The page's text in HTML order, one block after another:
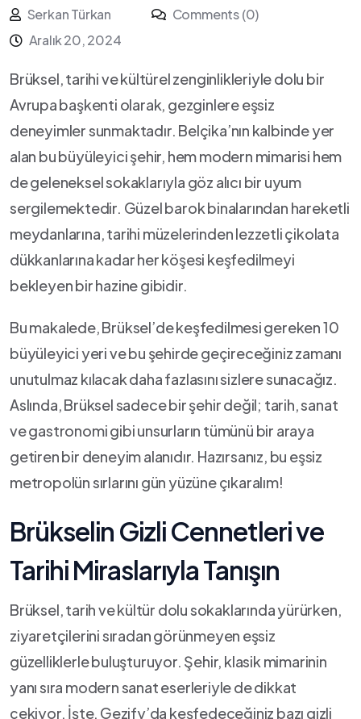
Serkan Türkan
Comments (0)
Aralık 20, 2024
Brüksel, tarihi ve kültürel zenginlikleriyle dolu bir
Avrupa⁢ başkenti‌ olarak, gezginlere eşsiz
deneyimler sunmaktadır.‍ Belçika’nın⁣ kalbinde yer
alan bu büyüleyici şehir, hem modern mimarisi hem
de geleneksel sokaklarıyla göz alıcı bir uyum
sergilemektedir. Güzel barok binalarından hareketli
meydanlarına, tarihi müzelerinden lezzetli çikolata
dükkanlarına kadar her ​köşesi keşfedilmeyi
bekleyen bir hazine gibidir.
Bu makalede, Brüksel’de keşfedilmesi⁤ gereken 10
büyüleyici yeri ve bu şehirde​ geçireceğiniz zamanı
unutulmaz kılacak daha fazlasını‍ sizlere sunacağız.
Aslında, Brüksel sadece bir şehir değil; tarih, sanat
ve gastronomi gibi unsurların tümünü ‍bir araya
getiren bir deneyim alanıdır. Hazırsanız, bu eşsiz
metropolün sırlarını gün yüzüne çıkaralım!
Brükselin Gizli Cennetleri ve
Tarihi Miraslarıyla Tanışın
Brüksel, tarih⁤ ve‍ kültür dolu sokaklarında yürürken,
ziyaretçilerini sıradan görünmeyen ⁢eşsiz
güzelliklerle buluşturuyor. Şehir, klasik mimarinin
‍yanı sıra modern sanat ​eserleriyle de dikkat
çekiyor. İşte, Gezify’da keşfedeceğiniz bazı gizli